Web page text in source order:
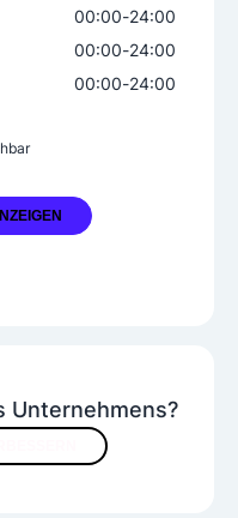
Überführungen
Erdbestattungen
Unternehmens?
00:00-24:00
00:00-24:00
00:00-24:00